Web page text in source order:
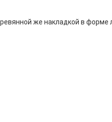
же накладкой в